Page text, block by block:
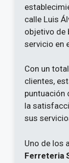
calle Luis
objetivo de
servicio en
Con un
clientes,
puntuación
la
sus
Uno de los
Ferreteria